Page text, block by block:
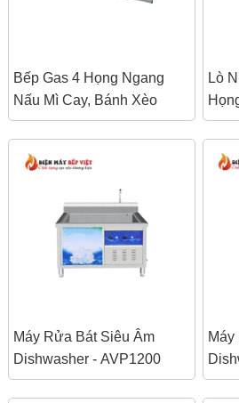
Bếp Gas 4 Họng Ngang
Nấu Mì Cay, Bánh Xèo
Lò
Máy Rửa Bát Siêu Âm
Dishwasher - AVP1200